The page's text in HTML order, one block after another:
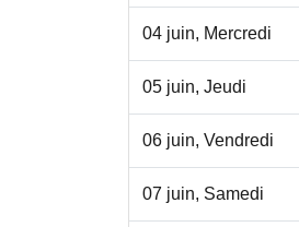
04 juin, Mercredi
05 juin, Jeudi
06 juin, Vendredi
07 juin, Samedi